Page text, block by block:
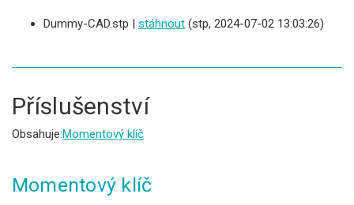
Dummy-CAD.stp | stáhnout (stp, 2024-07-02 13:03:26)
Příslušenství
Obsahuje:Momentový klíč
Momentový klíč